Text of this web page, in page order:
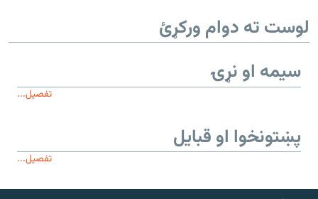
لوست ته دوام ورکړئ
سیمه او نړۍ
تفصیل...
پښتونخوا او قبایل
تفصیل...